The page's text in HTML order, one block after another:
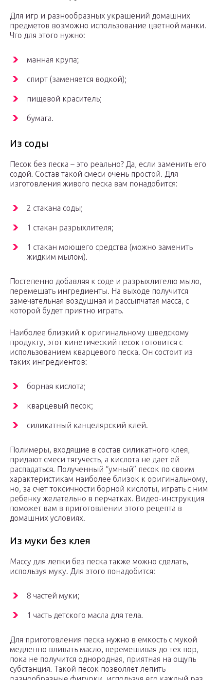
Для игр и разнообразных украшений домашних
предметов возможно использование цветной манки.
Что для этого нужно:
манная крупа;
спирт (заменяется водкой);
пищевой краситель;
бумага.
Из соды
Песок без песка – это реально? Да, если заменить его
содой. Состав такой смеси очень простой. Для
изготовления живого песка вам понадобится:
2 стакана соды;
1 стакан разрыхлителя;
1 стакан моющего средства (можно заменить
жидким мылом).
Постепенно добавляя к соде и разрыхлителю мыло,
перемешать ингредиенты. На выходе получится
замечательная воздушная и рассыпчатая масса, с
которой будет приятно играть.
Наиболее близкий к оригинальному шведскому
продукту, этот кинетический песок готовится с
использованием кварцевого песка. Он состоит из
таких ингредиентов:
борная кислота;
кварцевый песок;
силикатный канцелярский клей.
Полимеры, входящие в состав силикатного клея,
придают смеси тягучесть, а кислота не дает ей
распадаться. Полученный “умный” песок по своим
характеристикам наиболее близок к оригинальному,
но, за счет токсичности борной кислоты, играть с ним
ребенку желательно в перчатках. Видео-инструкция
поможет вам в приготовлении этого рецепта в
домашних условиях.
Из муки без клея
Массу для лепки без песка также можно сделать,
используя муку. Для этого понадобится:
8 частей муки;
1 часть детского масла для тела.
Для приготовления песка нужно в емкость с мукой
медленно вливать масло, перемешивая до тех пор,
пока не получится однородная, приятная на ощупь
субстанция. Такой песок позволяет лепить